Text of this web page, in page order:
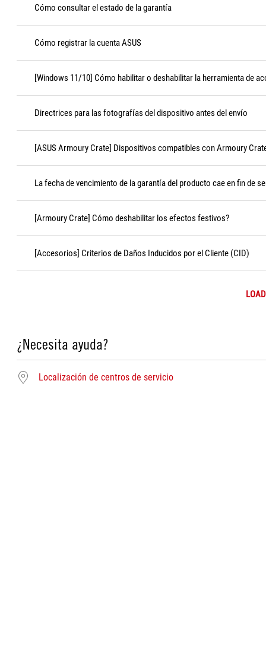
Cómo consultar el estado de la garantía
Cómo registrar la cuenta ASUS
[Windows 11/10] Cómo habilitar o deshabilitar la herramienta de
Directrices para las fotografías del dispositivo antes del envío
[ASUS Armoury Crate] Dispositivos compatibles con Armoury
La fecha de vencimiento de la garantía del producto cae en fin de
[Armoury Crate] Cómo deshabilitar los efectos festivos?
[Accesorios] Criterios de Daños Inducidos por el Cliente (CID)
¿Necesita ayuda?
Localización de centros de servicio